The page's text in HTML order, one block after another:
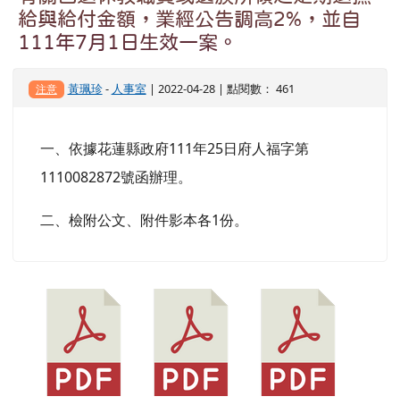
給與給付金額，業經公告調高2%，並自
111年7月1日生效一案。
注意 黃珮珍- 人事室 | 2022-04-28 | 點閱數： 461
一、依據花蓮縣政府111年25日府人福字第
1110082872號函辦理。
二、檢附公文、附件影本各1份。